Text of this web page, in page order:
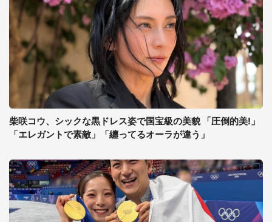
柴咲コウ、シックな黒ドレス姿で国宝級の美貌 「圧倒的美!」
「エレガントで素敵」「纏ってるオーラが違う」